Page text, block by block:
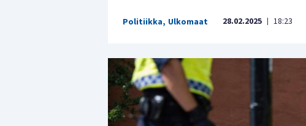
Politiikka, Ulkomaat 28.02.2025 18:23